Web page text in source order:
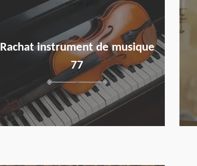
Rachat instrument de musique
77
en savoir plus